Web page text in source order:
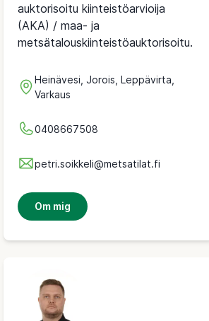
auktorisoitu kiinteistöarvioija
(AKA) / maa- ja
metsätalouskiinteistöauktorisoitu.
Heinävesi, Jorois, Leppävirta,
Varkaus
0408667508
petri.soikkeli@metsatilat.fi
Om mig